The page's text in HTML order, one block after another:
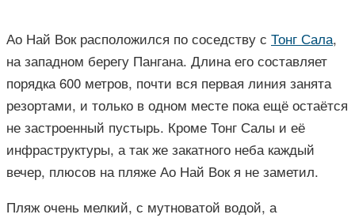
Ао Най Вок расположился по соседству с Тонг Сала,
на западном берегу Пангана. Длина его составляет
порядка 600 метров, почти вся первая линия занята
резортами, и только в одном месте пока ещё остаётся
не застроенный пустырь. Кроме Тонг Салы и её
инфраструктуры, а так же закатного неба каждый
вечер, плюсов на пляже Ао Най Вок я не заметил.
Пляж очень мелкий, с мутноватой водой, а